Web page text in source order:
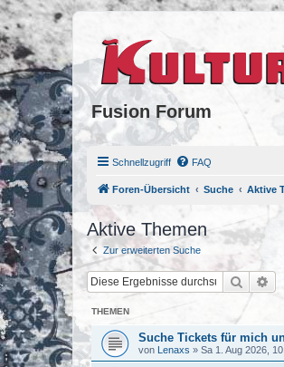
Fusion Forum
Schnellzugriff FAQ
Foren-Übersicht Suche Aktive
Aktive Themen
Zur erweiterten Suche
Suche
THEMEN
Suche Tickets für mich
von Lenaxs » Sa 1. Aug 2026,